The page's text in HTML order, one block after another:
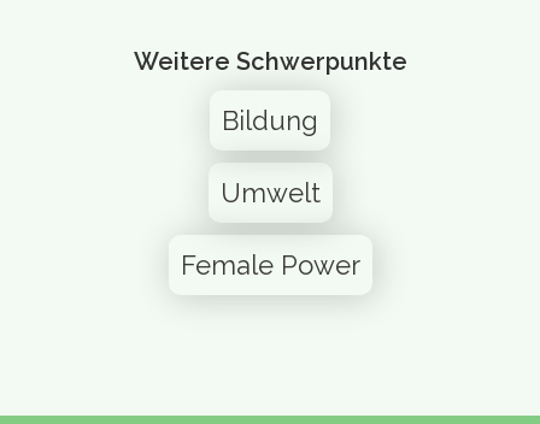
Weitere Schwerpunkte
Bildung
Umwelt
Female Power